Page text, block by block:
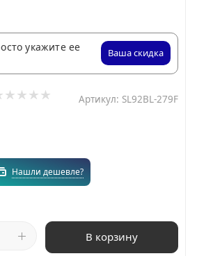
укажите ее
Ваша скидка
Артикул: SL92BL-279F
Нашли дешевле?
В корзину